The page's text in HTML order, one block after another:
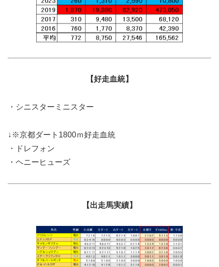
【好走血統】
・シニスターミニスター
↓※京都ダート1800ｍ好走血統
・ドレフォン
・ヘニーヒューズ
【出走馬実績】